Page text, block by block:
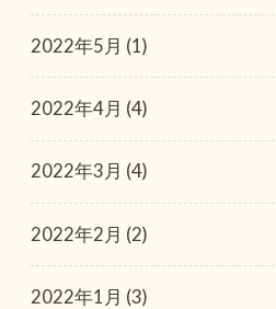
2022年5月 (1)
2022年4月 (4)
2022年3月 (4)
2022年2月 (2)
2022年1月 (3)